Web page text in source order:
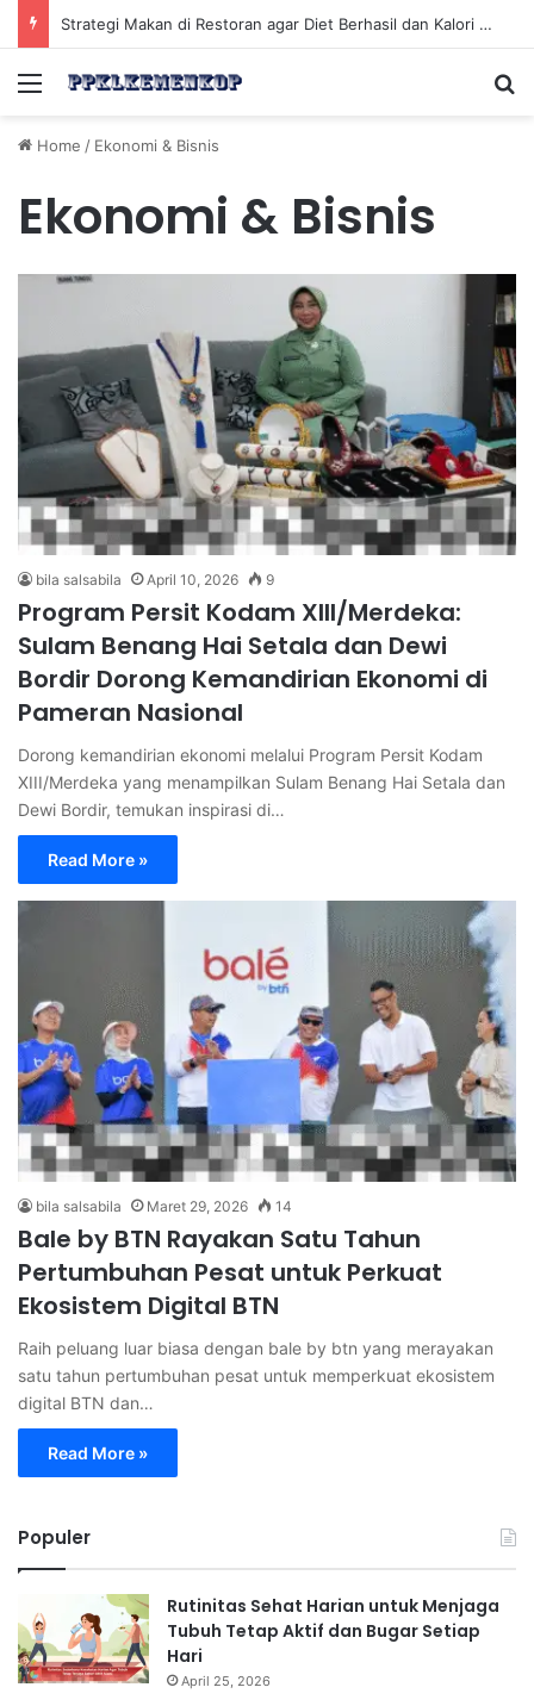
Strategi Makan di Restoran agar Diet Berhasil dan Kalori Tetap Terkontrol
Menu
Home / Ekonomi & Bisnis
Ekonomi & Bisnis
bila salsabila April 10, 2026 9
Program Persit Kodam XIII/Merdeka:
Sulam Benang Hai Setala dan Dewi
Bordir Dorong Kemandirian Ekonomi di
Pameran Nasional
Dorong kemandirian ekonomi melalui Program Persit Kodam
XIII/Merdeka yang menampilkan Sulam Benang Hai Setala dan
Dewi Bordir, temukan inspirasi di…
Read More »
bila salsabila Maret 29, 2026 14
Bale by BTN Rayakan Satu Tahun
Pertumbuhan Pesat untuk Perkuat
Ekosistem Digital BTN
Raih peluang luar biasa dengan bale by btn yang merayakan
satu tahun pertumbuhan pesat untuk memperkuat ekosistem
digital BTN dan…
Read More »
Populer
Rutinitas Sehat Harian untuk Menjaga
Tubuh Tetap Aktif dan Bugar Setiap
Hari
April 25, 2026